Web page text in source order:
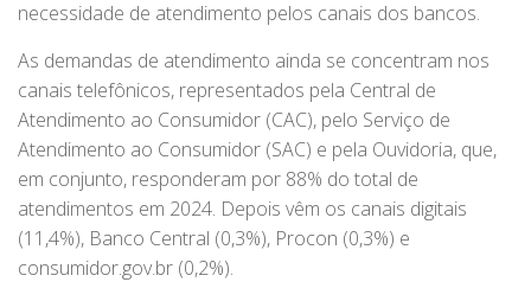
necessidade de atendimento pelos canais dos bancos.
As demandas de atendimento ainda se concentram nos
canais telefônicos, representados pela Central de
Atendimento ao Consumidor (CAC), pelo Serviço de
Atendimento ao Consumidor (SAC) e pela Ouvidoria, que,
em conjunto, responderam por 88% do total de
atendimentos em 2024. Depois vêm os canais digitais
(11,4%), Banco Central (0,3%), Procon (0,3%) e
consumidor.gov.br (0,2%).